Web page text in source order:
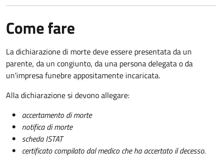
Come fare
La dichiarazione di morte deve essere presentata da un
parente, da un congiunto, da una persona delegata o da
un'impresa funebre appositamente incaricata.
Alla dichiarazione si devono allegare:
accertamento di morte
notifica di morte
scheda ISTAT
certificato compilato dal medico che ha accertato il decesso.